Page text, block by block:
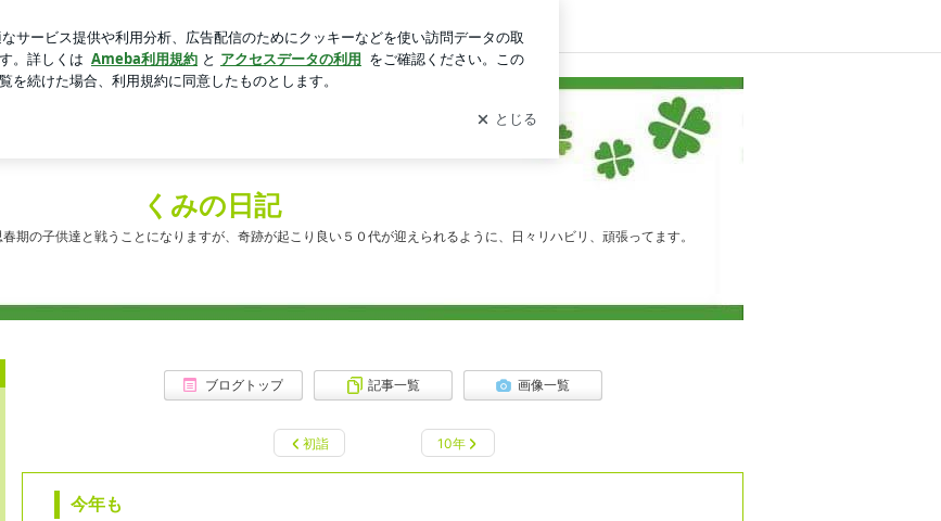
たジャム 新規登録 ログイン
くみの日記
期の子供達と戦うことになりますが、奇跡が起こり良い５０代が迎えられるように、日々リハビリ、頑張ってます。
ブログトップ 記事一覧 画像一覧
初詣 10年
今年も